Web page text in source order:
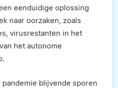
eenduidige oplossing
naar oorzaken, zoals
virusrestanten in het
het autonome
blijvende sporen